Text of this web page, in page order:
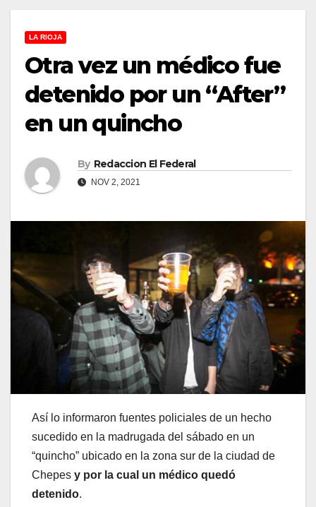
LA RIOJA
Otra vez un médico fue
detenido por un “After”
en un quincho
By Redaccion El Federal
NOV 2, 2021
Así lo informaron fuentes policiales de un hecho
sucedido en la madrugada del sábado en un
“quincho” ubicado en la zona sur de la ciudad de
Chepes y por la cual un médico quedó
detenido.